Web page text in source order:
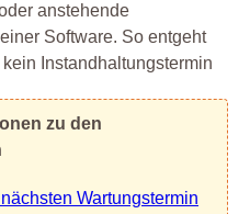
anstehende
Software. So entgeht
Instandhaltungstermin
zu den
Wartungstermin